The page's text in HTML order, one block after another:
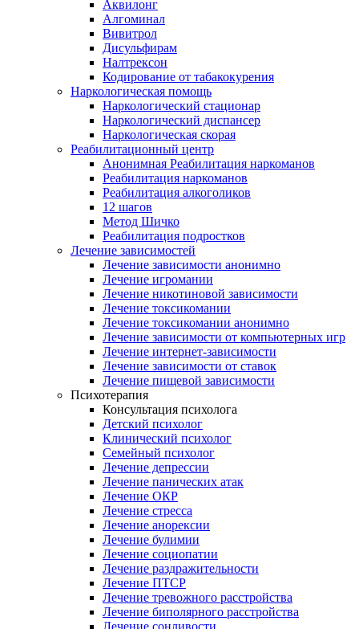
Аквилонг
Алгоминал
Вивитрол
Дисульфирам
Налтрексон
Кодирование от табакокурения
Наркологическая помощь
Наркологический стационар
Наркологический диспансер
Наркологическая скорая
Реабилитационный центр
Анонимная Реабилитация наркоманов
Реабилитация наркоманов
Реабилитация алкоголиков
12 шагов
Метод Шичко
Реабилитация подростков
Лечение зависимостей
Лечение зависимости анонимно
Лечение игромании
Лечение никотиновой зависимости
Лечение токсикомании
Лечение токсикомании анонимно
Лечение зависимости от компьютерных игр
Лечение интернет-зависимости
Лечение зависимости от ставок
Лечение пищевой зависимости
Психотерапия
Консультация психолога
Детский психолог
Клинический психолог
Семейный психолог
Лечение депрессии
Лечение панических атак
Лечение ОКР
Лечение стресса
Лечение анорексии
Лечение булимии
Лечение социопатии
Лечение раздражительности
Лечение ПТСР
Лечение тревожного расстройства
Лечение биполярного расстройства
Лечение сонливости